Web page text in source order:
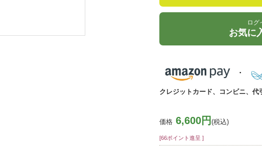
ログ
お気に
クレジットカード、コンビニ、代
価格 6,600円 (税込)
[66ポイント進呈 ]